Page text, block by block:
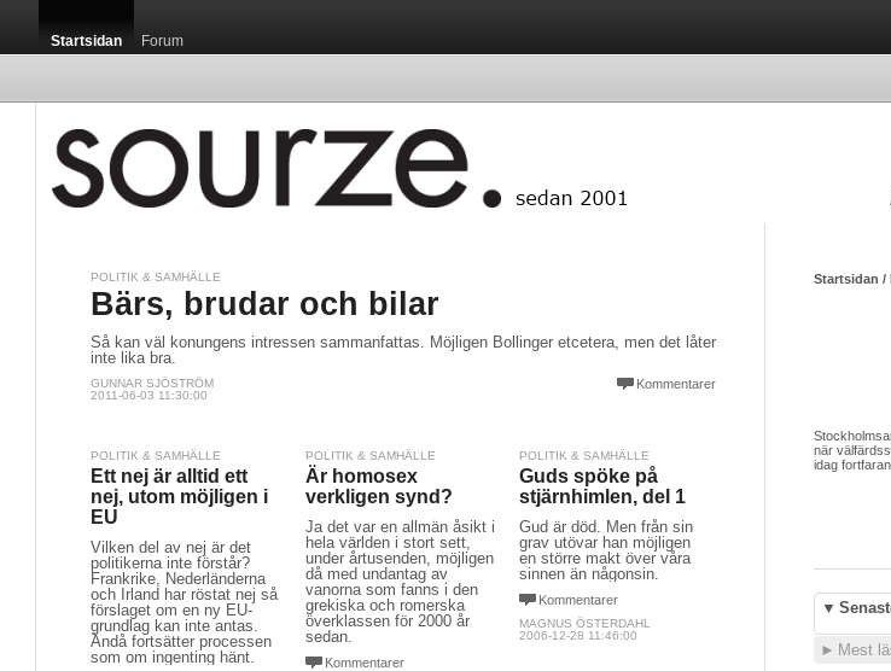
Startsidan Forum
POLITIK & SAMHÄLLE
Bärs, brudar och bilar
Så kan väl konungens intressen sammanfattas. Möjligen Bollinger etcetera, men det låter
inte lika bra.
Kommentarer
GUNNAR SJÖSTRÖM
2011-06-03 11:30:00
POLITIK & SAMHÄLLE
Ett nej är alltid ett
nej, utom möjligen i
EU
Vilken del av nej är det
politikerna inte förstår?
Frankrike, Nederländerna
och Irland har röstat nej så
förslaget om en ny EU-
grundlag kan inte antas.
Ändå fortsätter processen
som om ingenting hänt.
POLITIK & SAMHÄLLE
Är homosex
verkligen synd?
Ja det var en allmän åsikt i
hela världen i stort sett,
under årtusenden, möjligen
då med undantag av
vanorna som fanns i den
grekiska och romerska
överklassen för 2000 år
sedan.
Kommentarer
POLITIK & SAMHÄLLE
Guds spöke på
stjärnhimlen, del 1
Gud är död. Men från sin
grav utövar han möjligen
en större makt över våra
sinnen än någonsin.
Kommentarer
MAGNUS ÖSTERDAHL
2006-12-28 11:46:00
Startsidan / Hyperhidros – överdriven svettning – ett socialt gissel
medicinska term är Hyperhidros som betyder överdriven
svettning, i mitt fall armhålorna ...
Startsidan /
när
idag
▼
► Mest